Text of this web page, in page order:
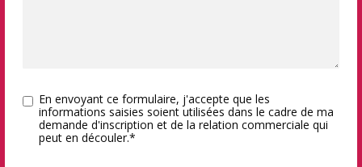
En envoyant ce formulaire, j'accepte que les
informations saisies soient utilisées dans le cadre de ma
demande d'inscription et de la relation commerciale qui
peut en découler.*